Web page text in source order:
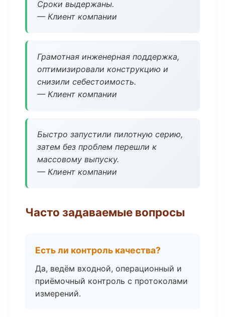
Сроки выдержаны.
— Клиент компании
Грамотная инженерная поддержка,
оптимизировали конструкцию и
снизили себестоимость.
— Клиент компании
Быстро запустили пилотную серию,
затем без проблем перешли к
массовому выпуску.
— Клиент компании
Часто задаваемые вопросы
Есть ли контроль качества?
Да, ведём входной, операционный и
приёмочный контроль с протоколами
измерений.